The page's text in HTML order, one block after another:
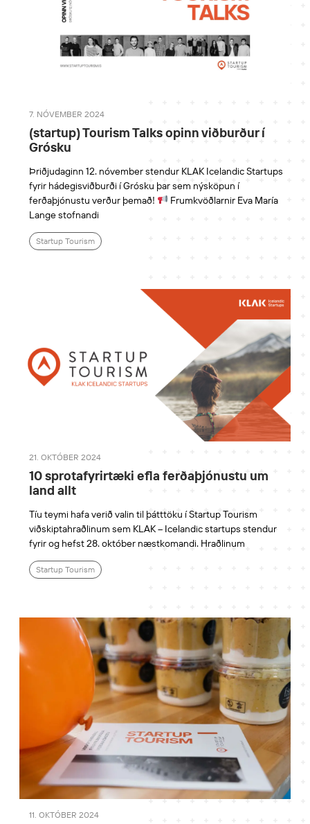
7. NÓVEMBER 2024
(startup) Tourism Talks opinn viðburður í
Grósku
Þriðjudaginn 12. nóvember stendur KLAK Icelandic Startups
fyrir hádegisviðburði í Grósku þar sem nýsköpun í
ferðaþjónustu verður þemað!
Frumkvöðlarnir Eva María
Lange stofnandi
Startup Tourism
21. OKTÓBER 2024
10 sprotafyrirtæki efla ferðaþjónustu um
land allt
Tíu teymi hafa verið valin til þátttöku í Startup Tourism
viðskiptahraðlinum sem KLAK – Icelandic startups stendur
fyrir og hefst 28. október næstkomandi. Hraðlinum
Startup Tourism
11. OKTÓBER 2024